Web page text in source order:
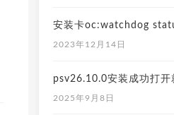
安装卡oc:watchdog
2023年12月14日
psv26.10.0安装成功打开
2025年9月8日